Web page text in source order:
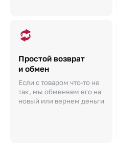
Простой возврат
и обмен
Если с товаром что-то не
так, мы обменяем его на
новый или вернем деньги